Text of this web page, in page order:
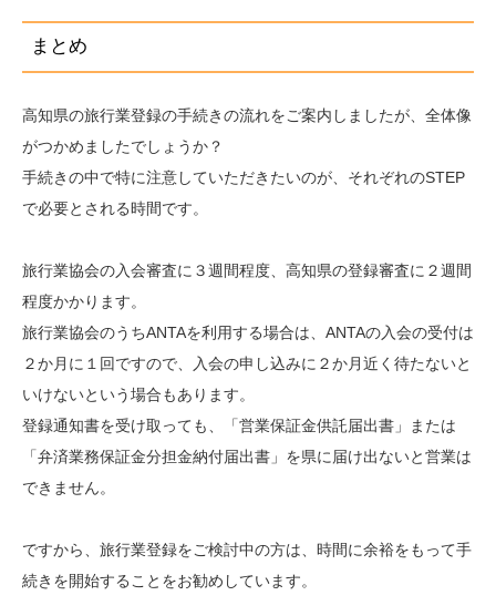
まとめ
高知県の旅行業登録の手続きの流れをご案内しましたが、全体像
がつかめましたでしょうか？
手続きの中で特に注意していただきたいのが、それぞれのSTEP
で必要とされる時間です。
旅行業協会の入会審査に３週間程度、高知県の登録審査に２週間
程度かかります。
旅行業協会のうちANTAを利用する場合は、ANTAの入会の受付は
２か月に１回ですので、入会の申し込みに２か月近く待たないと
いけないという場合もあります。
登録通知書を受け取っても、「営業保証金供託届出書」または
「弁済業務保証金分担金納付届出書」を県に届け出ないと営業は
できません。
ですから、旅行業登録をご検討中の方は、時間に余裕をもって手
続きを開始することをお勧めしています。